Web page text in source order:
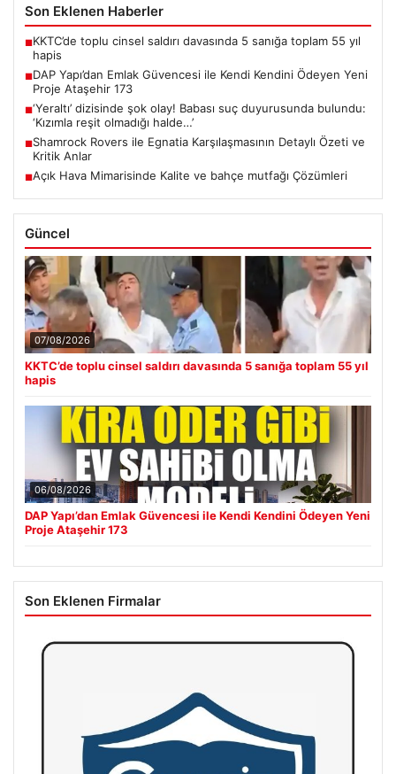
Son Eklenen Haberler
■KKTC’de toplu cinsel saldırı davasında 5 sanığa toplam 55 yıl
hapis
■DAP Yapı’dan Emlak Güvencesi ile Kendi Kendini Ödeyen Yeni
Proje Ataşehir 173
■‘Yeraltı’ dizisinde şok olay! Babası suç duyurusunda bulundu:
‘Kızımla reşit olmadığı halde…’
■Shamrock Rovers ile Egnatia Karşılaşmasının Detaylı Özeti ve
Kritik Anlar
■Açık Hava Mimarisinde Kalite ve bahçe mutfağı Çözümleri
Güncel
07/08/2026
KKTC’de toplu cinsel saldırı davasında 5 sanığa toplam 55 yıl
hapis
06/08/2026
DAP Yapı’dan Emlak Güvencesi ile Kendi Kendini Ödeyen Yeni
Proje Ataşehir 173
Son Eklenen Firmalar